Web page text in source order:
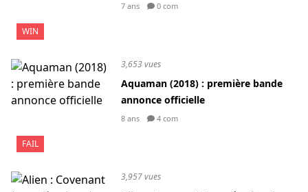
WIN
7 ans 0 com
FAIL
3,653 vues
Aquaman (2018) : première bande
annonce officielle
8 ans 4 com
3,957 vues